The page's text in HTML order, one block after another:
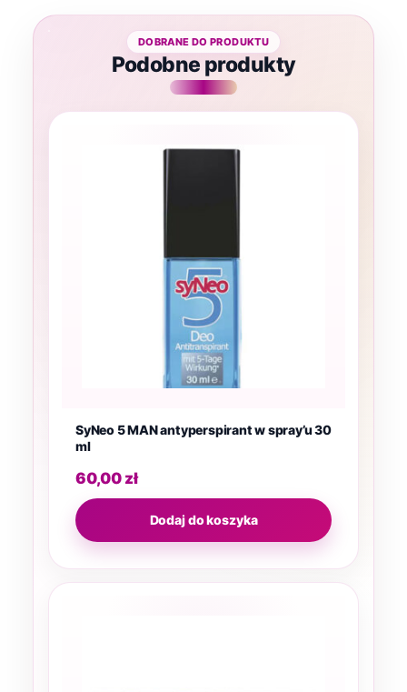
Podobne produkty
SyNeo 5 MAN antyperspirant w spray’u 30
ml
60,00 zł
Dodaj do koszyka